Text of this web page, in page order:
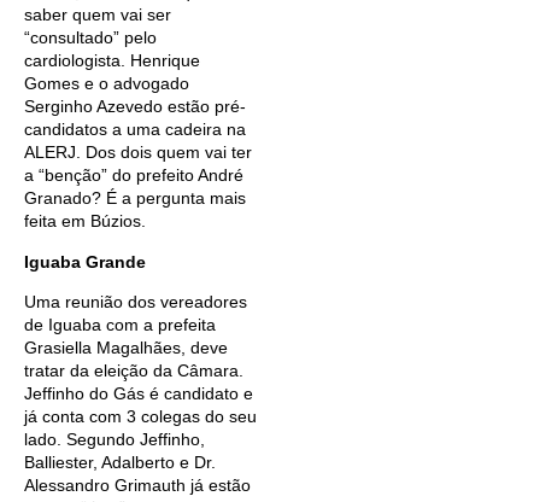
saber quem vai ser
“consultado” pelo
cardiologista. Henrique
Gomes e o advogado
Serginho Azevedo estão pré-
candidatos a uma cadeira na
ALERJ. Dos dois quem vai ter
a “benção” do prefeito André
Granado? É a pergunta mais
feita em Búzios.
Iguaba Grande
Uma reunião dos vereadores
de Iguaba com a prefeita
Grasiella Magalhães, deve
tratar da eleição da Câmara.
Jeffinho do Gás é candidato e
já conta com 3 colegas do seu
lado. Segundo Jeffinho,
Balliester, Adalberto e Dr.
Alessandro Grimauth já estão